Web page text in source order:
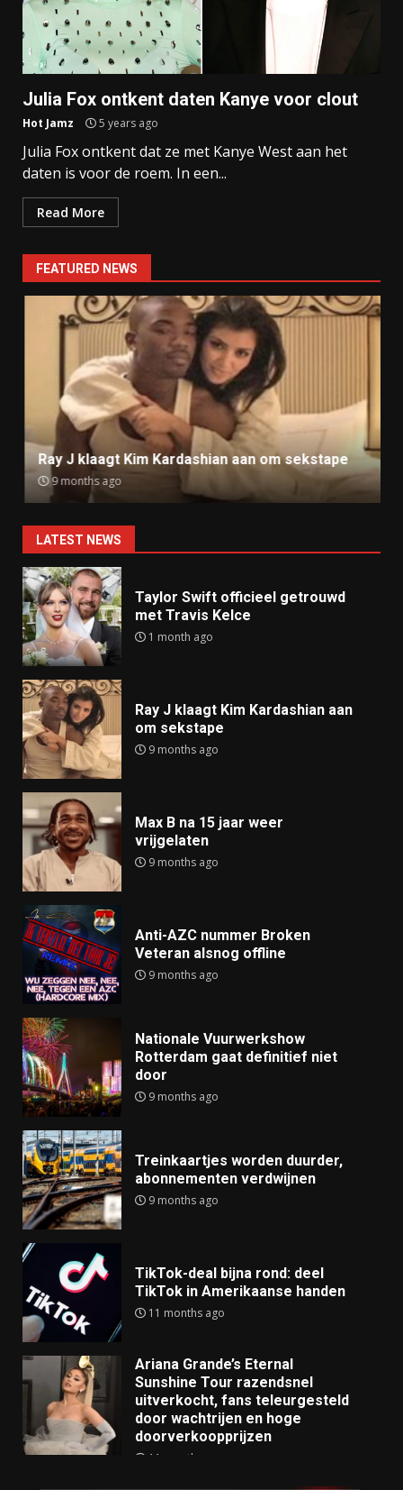
Julia Fox ontkent daten Kanye voor clout
Hot Jamz 5 years ago
Julia Fox ontkent dat ze met Kanye West aan het
daten is voor de roem. In een...
Read More
FEATURED NEWS
Ray J klaagt Kim Kardashian aan om sekstape
9 months ago
LATEST NEWS
Taylor Swift officieel getrouwd
met Travis Kelce
1 month ago
Ray J klaagt Kim Kardashian aan
om sekstape
9 months ago
Max B na 15 jaar weer
vrijgelaten
9 months ago
Anti-AZC nummer Broken
Veteran alsnog offline
9 months ago
Nationale Vuurwerkshow
Rotterdam gaat definitief niet
door
9 months ago
Treinkaartjes worden duurder,
abonnementen verdwijnen
9 months ago
TikTok-deal bijna rond: deel
TikTok in Amerikaanse handen
11 months ago
Ariana Grande’s Eternal
Sunshine Tour razendsnel
uitverkocht, fans teleurgesteld
door wachtrijen en hoge
doorverkoopprijzen
11 months ago